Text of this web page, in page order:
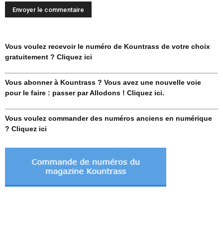
Vous voulez recevoir le numéro de Kountrass de votre choix
gratuitement ? Cliquez ici
Vous abonner à Kountrass ? Vous avez une nouvelle voie
pour le faire : passer par Allodons ! Cliquez ici.
Vous voulez commander des numéros anciens en numérique
? Cliquez ici